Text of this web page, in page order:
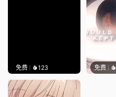
免费 123 免费